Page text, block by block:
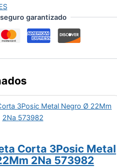
garantizado
Corta 3Posic Metal
2Na 573982